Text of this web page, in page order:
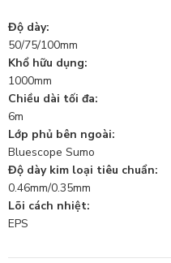
Độ dày:
50/75/100mm
Khổ hữu dụng:
1000mm
Chiều dài tối đa:
6m
Lớp phủ bên ngoài:
Bluescope Sumo
Độ dày kim loại tiêu chuẩn:
0.46mm/0.35mm
Lõi cách nhiệt:
EPS